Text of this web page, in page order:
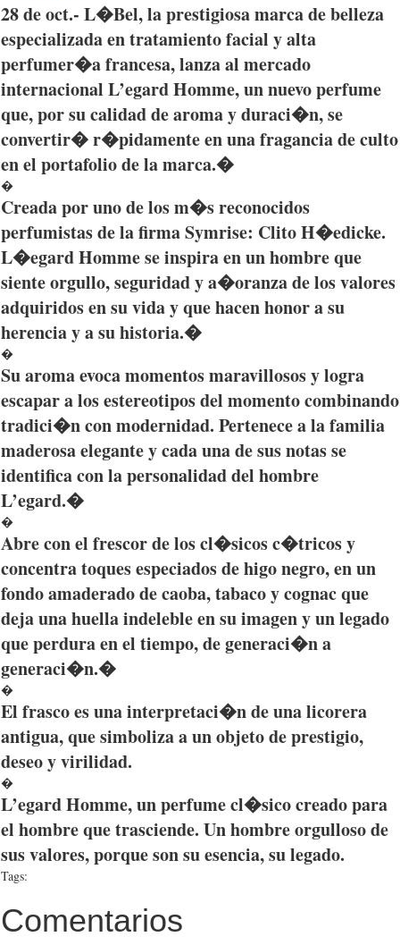
28 deoct.- L�Bel, laprestigiosamarcadebelleza
especializadaentratamientofacial yalta
perfumer�afrancesa,lanzaal mercado
internacional L’egardHomme, unnuevoperfume
que,porsucalidadde aroma yduraci�n, se
convertir�r�pidamenteenunafraganciadeculto
en el portafoliode lamarca.�
�
Creadaporunode losm�sreconocidos
perfumistasde la firmaSymrise: ClitoH�edicke.
L�egardHommeseinspiraen un hombreque
sienteorgullo,seguridadya�oranzade losvalores
adquiridosensuvidayquehacenhonor asu
herenciay asuhistoria.�
�
Su aromaevocamomentosmaravillososylogra
escapara losestereotiposdel momentocombinando
tradici�nconmodernidad. Pertenecea lafamilia
maderosaeleganteycadaunadesusnotasse
identificacon lapersonalidaddel hombre
L’egard.�
�
Abrecon el frescorde loscl�sicosc�tricosy
concentratoquesespeciadosdehigonegro, en un
fondoamaderadodecaoba,tabacoy cognacque
dejaunahuellaindelebleensuimageny unlegado
queperduraen el tiempo, degeneraci�na
generaci�n.�
�
El frasco esunainterpretaci�n deunalicorera
antigua,quesimboliza a un objeto de prestigio,
deseo y virilidad.
�
L’egard Homme, un perfume cl�sico creado para
el hombre que trasciende. Un hombre orgulloso de
sus valores, porque son su esencia, su legado.
Tags:
Comentarios